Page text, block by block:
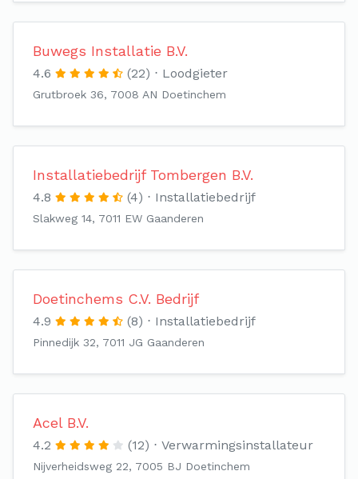
Buwegs Installatie B.V.
4.6 (22) Loodgieter
Grutbroek 36, 7008 AN Doetinchem
Installatiebedrijf Tombergen B.V.
4.8 (4) Installatiebedrijf
Slakweg 14, 7011 EW Gaanderen
Doetinchems C.V. Bedrijf
4.9 (8) Installatiebedrijf
Pinnedijk 32, 7011 JG Gaanderen
Acel B.V.
4.2 (12) Verwarmingsinstallateur
Nijverheidsweg 22, 7005 BJ Doetinchem